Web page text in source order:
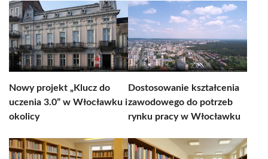
Nowy projekt „Klucz do
uczenia 3.0” w Włocławku i
okolicy
Dostosowanie kształcenia
zawodowego do potrzeb
rynku pracy w Włocławku